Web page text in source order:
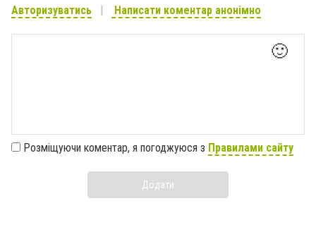
Авторизуватись Написати коментар анонімно
🙂
Розміщуючи коментар, я погоджуюся з Правилами сайту
Додати